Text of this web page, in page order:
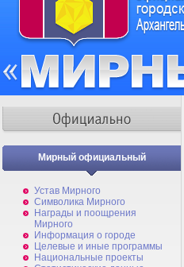
Мирный официальный
Устав Мирного
Символика Мирного
Награды и поощрения
Мирного
Информация о городе
Целевые и иные программы
Национальные проекты